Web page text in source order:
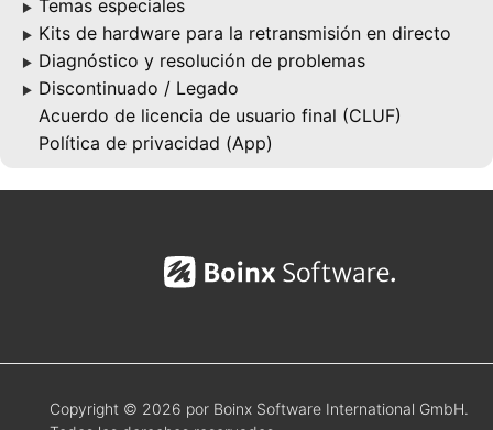
▶ Temas especiales
▶ Kits de hardware para la retransmisión en directo
▶ Diagnóstico y resolución de problemas
▶ Discontinuado / Legado
Acuerdo de licencia de usuario final (CLUF)
Política de privacidad (App)
Copyright © 2026 por Boinx Software International GmbH.